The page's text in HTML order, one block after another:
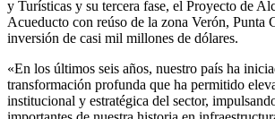
y Turísticas y su tercera fase, el Proyecto de
Acueducto con reúso de la zona Verón, Punta
inversión de casi mil millones de dólares.
«En los últimos seis años, nuestro país ha
transformación profunda que ha permitido
institucional y estratégica del sector,